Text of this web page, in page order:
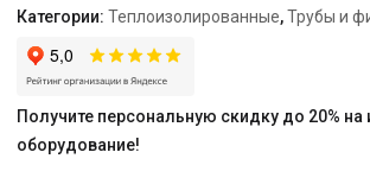
Категории: Теплоизолированные,Трубы и
Получите персональную скидку до 20%
оборудование!